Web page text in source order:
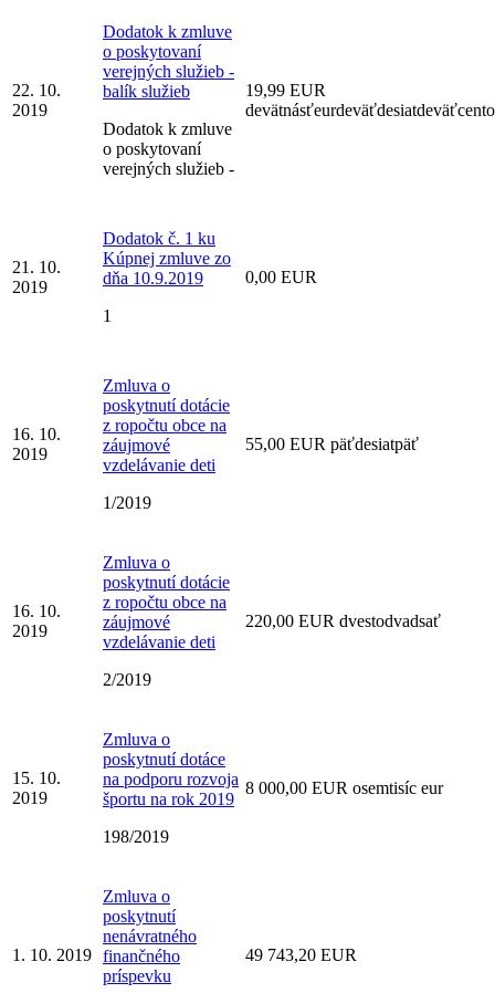
22. 10.
2019
Dodatok k zmluve
o poskytovaní
verejných služieb -
balík služieb
Dodatok k zmluve
o poskytovaní
verejných služieb -
19,99 EUR
21. 10.
2019
Dodatok č. 1 ku
Kúpnej zmluve zo
dňa 10.9.2019
1
0,00 EUR
16. 10.
2019
Zmluva o
poskytnutí dotácie
z ropočtu obce na
záujmové
vzdelávanie deti
1/2019
55,00 EUR päťdesiatpäť
16. 10.
2019
Zmluva o
poskytnutí dotácie
z ropočtu obce na
záujmové
vzdelávanie deti
2/2019
220,00 EUR dvestodvadsať
15. 10.
2019
Zmluva o
poskytnutí dotáce
na podporu rozvoja
športu na rok 2019
198/2019
8 000,00 EUR osemtisíc eur
1. 10. 2019
Zmluva o
poskytnutí
nenávratného
finančného
príspevku
49 743,20 EUR